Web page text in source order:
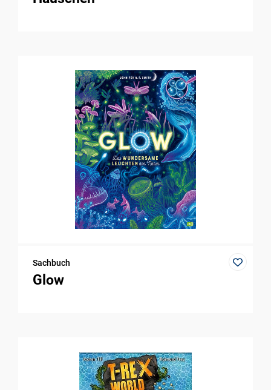
Sachbuch
Glow